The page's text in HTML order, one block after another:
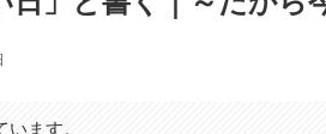
ます。